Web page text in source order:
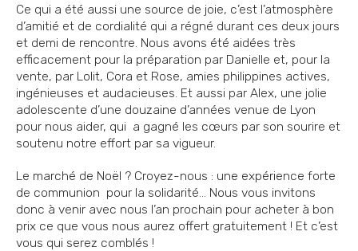
Ce qui a été aussi une source de joie, c’est l’atmosphère
d’amitié et de cordialité qui a régné durant ces deux jours
et demi de rencontre. Nous avons été aidées très
efficacement pour la préparation par Danielle et, pour la
vente, par Lolit, Cora et Rose, amies philippines actives,
ingénieuses et audacieuses. Et aussi par Alex, une jolie
adolescente d’une douzaine d’années venue de Lyon
pour nous aider, qui a gagné les cœurs par son sourire et
soutenu notre effort par sa vigueur.
Le marché de Noël ? Croyez-nous : une expérience forte
de communion pour la solidarité… Nous vous invitons
donc à venir avec nous l’an prochain pour acheter à bon
prix ce que vous nous aurez offert gratuitement ! Et c’est
vous qui serez comblés !